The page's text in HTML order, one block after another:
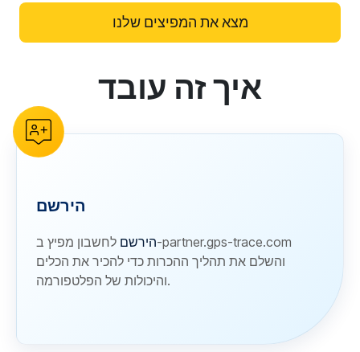
מצא את המפיצים שלנו
reCAPTCHA verificationאיך זה עובד
הירשם
הירשם לחשבון מפיץ ב-partner.gps-trace.com
והשלם את תהליך ההכרות כדי להכיר את הכלים
והיכולות של הפלטפורמה.